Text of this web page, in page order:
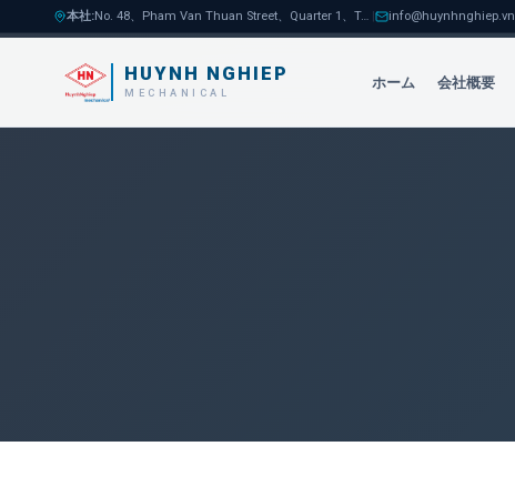
本社: No. 48、Pham Van Thuan Street、Quarter 1、Tam Hoa Ward、Bien Hoa City | info@huynhnghiep.vn
HUYNH NGHIEP
MECHANICAL
ホーム 会社概要